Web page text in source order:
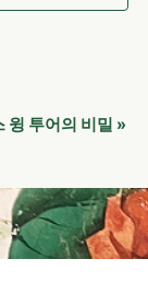
윙 투어의 비밀 »